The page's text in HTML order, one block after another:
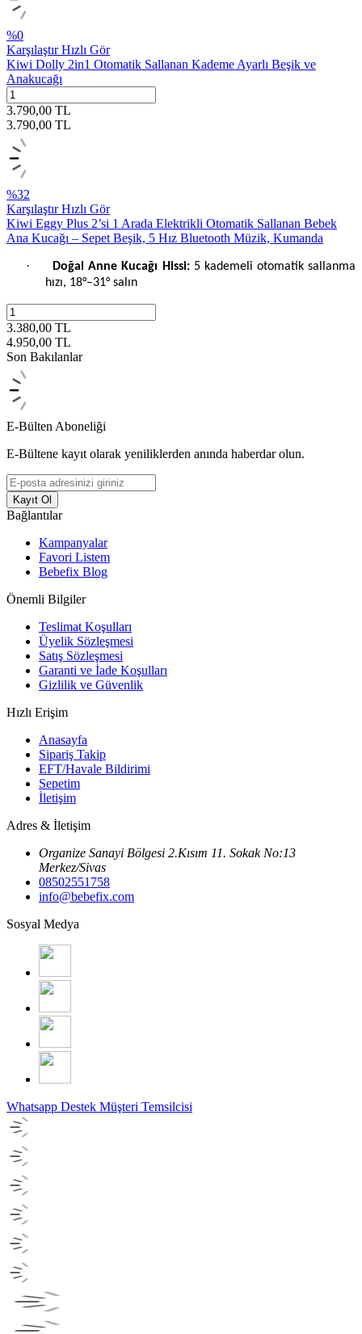
%0
Karşılaştır Hızlı Gör
Kiwi Dolly 2in1 Otomatik Sallanan Kademe Ayarlı Beşik ve
Anakucağı
3.790,00 TL
3.790,00 TL
%32
Karşılaştır Hızlı Gör
Kiwi Eggy Plus 2’si 1 Arada Elektrikli Otomatik Sallanan Bebek
Ana Kucağı – Sepet Beşik, 5 Hız Bluetooth Müzik, Kumanda
·
Doğal Anne Kucağı Hissi:5 kademeli otomatik sallanma
hızı, 18°–31° salın
3.380,00 TL
4.950,00 TL
Son Bakılanlar
E-Bülten Aboneliği
E-Bültene kayıt olarak yeniliklerden anında haberdar olun.
Kayıt Ol
Bağlantılar
Kampanyalar
Favori Listem
Bebefix Blog
Önemli Bilgiler
Teslimat Koşulları
Üyelik Sözleşmesi
Satış Sözleşmesi
Garanti ve İade Koşulları
Gizlilik ve Güvenlik
Hızlı Erişim
Anasayfa
Sipariş Takip
EFT/Havale Bildirimi
Sepetim
İletişim
Adres & İletişim
Organize Sanayi Bölgesi 2.Kısım 11. Sokak No:13
Merkez/Sivas
08502551758
info@bebefix.com
Sosyal Medya
Whatsapp Destek Müşteri Temsilcisi